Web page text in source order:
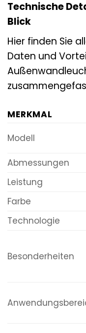
Technische
Blick
Hier finden Sie
Daten und
MERKMAL
Modell
Abmessungen
Leistung
Farbe
Technologie
Besonderheiten